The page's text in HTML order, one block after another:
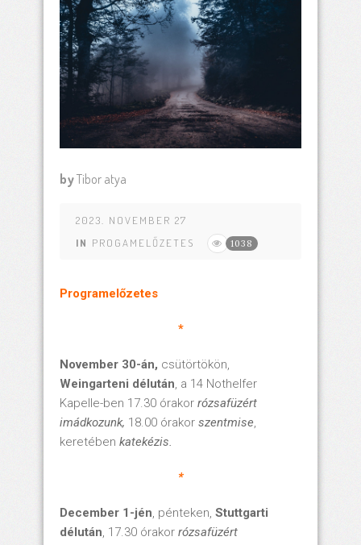
byTibor atya
2023. NOVEMBER 27
IN PROGAMELŐZETES 1038
Programelőzetes
*
November 30-án, csütörtökön,
Weingarteni délután, a 14 Nothelfer
Kapelle-ben 17.30 órakor rózsafüzért
imádkozunk, 18.00 órakor szentmise,
keretében katekézis.
*
December 1-jén, pénteken, Stuttgarti
délután, 17.30 órakor rózsafüzért